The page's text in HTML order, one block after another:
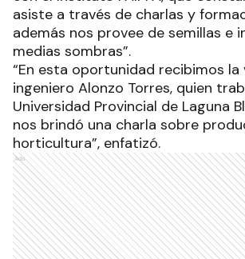
asiste a través de charlas y
además nos provee de semillas e
medias sombras”.
“En esta oportunidad recibimos la
ingeniero Alonzo Torres, quien
Universidad Provincial de Laguna
nos brindó una charla sobre
horticultura”, enfatizó.
Ads